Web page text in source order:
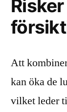
Att
kan öka de
vilket leder